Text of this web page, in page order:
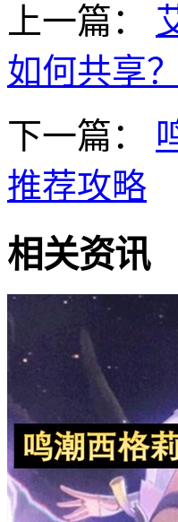
上一篇：
如何共享？
下一篇：
推荐攻略
相关资讯